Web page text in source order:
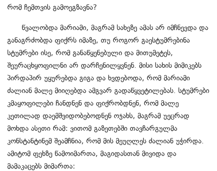
რომ ჩემთვის გამოეგზავნა?
წვალობდა მარიამი, მაგრამ სახეზე ამას არ იმჩნევდა და
განაგრძობდა ფიქრს იმაზე, თუ როგორ გაესტუმრებინა
სტუმრები ისე, რომ განაწყენებული და მითუმეტეს,
შეურაცხყოფილნი არ დარჩენილყვნენ. მისი სახის მიმიკებს
პირდაპირ უყურებდა გიგა და ხვდებოდა, რომ მარიამი
ძალიან მალე მიიღებდა ამგვარ გადაწყვეტილებას. სტუმრები
კმაყოფილები ჩანდნენ და ფიქრობდნენ, რომ მალე
კეთილად დაემშვიდობებოდნენ ოჯახს, მაგრამ უეცრად
მოხდა ასეთი რამ: ვითომ გაზეთებში თავჩარგულმა
კონსტანტინემ შეამჩნია, რომ მის მეუღლეს ძალიან უჭირდა.
ამიტომ ფეხზე წამოიმართა, მაგიდასთან მივიდა და
მამაკაცებს მიმართა: